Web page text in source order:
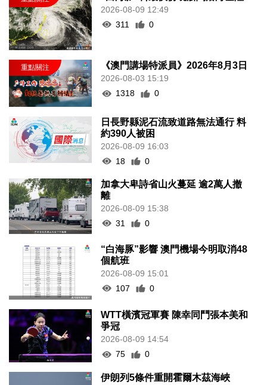
2026-08-09 12:49
311
0
《澳門講場特派員》2026年8月3日
2026-08-03 15:19
1318
0
日長野縣泥石流致道路無法通行 料
約390人被困
2026-08-09 16:03
18
0
加拿大卑詩省山火蔓延 逾2萬人撤
離
2026-08-09 15:38
31
0
“白海豚”影響 澳門機場今明取消48
個航班
2026-08-09 15:01
107
0
WTT橫濱冠軍賽 陳幸同鬥張本美和
爭冠
2026-08-09 14:54
75
0
伊朗列5條件重開霍爾木茲海峽